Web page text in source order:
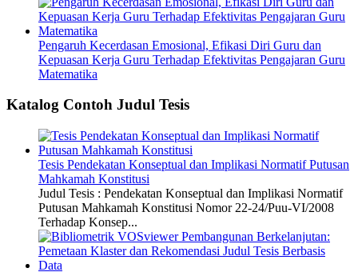
Pengaruh Kecerdasan Emosional, Efikasi Diri Guru dan
Kepuasan Kerja Guru Terhadap Efektivitas Pengajaran Guru
Matematika
Katalog Contoh Judul Tesis
Tesis Pendekatan Konseptual dan Implikasi Normatif Putusan
Mahkamah Konstitusi
Judul Tesis : Pendekatan Konseptual dan Implikasi Normatif
Putusan Mahkamah Konstitusi Nomor 22-24/Puu-VI/2008
Terhadap Konsep...